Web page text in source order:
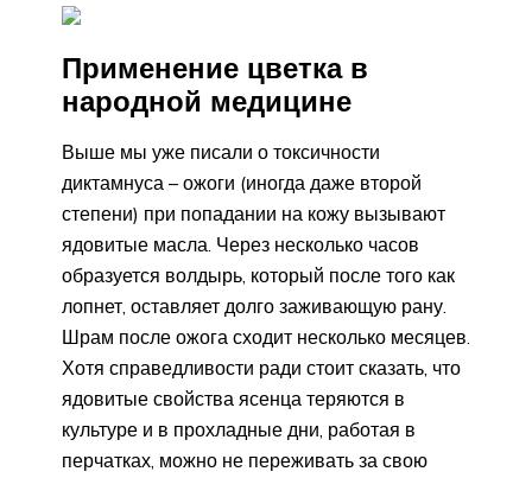
Применение цветка в
народной медицине
Выше мы уже писали о токсичности
диктамнуса – ожоги (иногда даже второй
степени) при попадании на кожу вызывают
ядовитые масла. Через несколько часов
образуется волдырь, который после того как
лопнет, оставляет долго заживающую рану.
Шрам после ожога сходит несколько месяцев.
Хотя справедливости ради стоит сказать, что
ядовитые свойства ясенца теряются в
культуре и в прохладные дни, работая в
перчатках, можно не переживать за свою